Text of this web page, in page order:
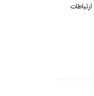
و نماد ارتباطات